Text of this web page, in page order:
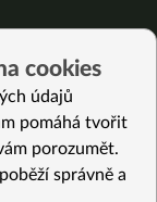
cookies
údajů
pomáhá tvořit
porozumět.
správně a